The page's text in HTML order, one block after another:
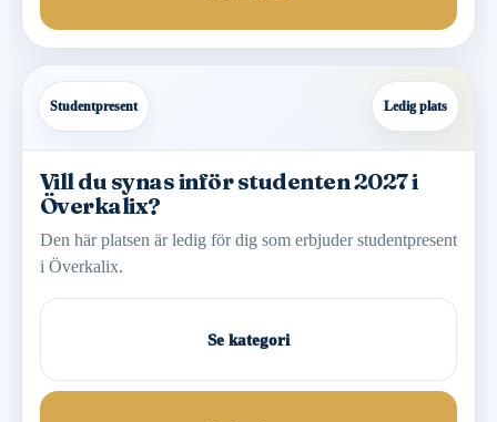
Studentpresent Ledig plats
Vill du synas inför studenten 2027 i
Överkalix?
Den här platsen är ledig för dig som erbjuder studentpresent
i Överkalix.
Se kategori